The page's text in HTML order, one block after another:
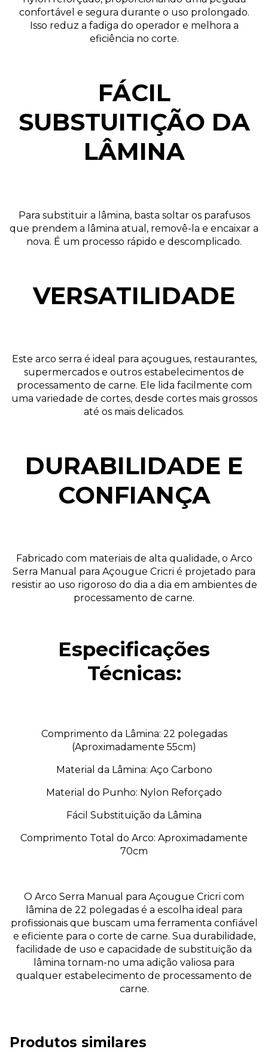
confortável e segura durante o uso prolongado.
Isso reduz a fadiga do operador e melhora a
eficiência no corte.
FÁCIL
SUBSTUITIÇÃO DA
LÂMINA
Para substituir a lâmina, basta soltar os parafusos
que prendem a lâmina atual, removê-la e encaixar a
nova. É um processo rápido e descomplicado.
VERSATILIDADE
Este arco serra é ideal para açougues, restaurantes,
supermercados e outros estabelecimentos de
processamento de carne. Ele lida facilmente com
uma variedade de cortes, desde cortes mais grossos
até os mais delicados.
DURABILIDADE E
CONFIANÇA
Fabricado com materiais de alta qualidade, o Arco
Serra Manual para Açougue Cricri é projetado para
resistir ao uso rigoroso do dia a dia em ambientes de
processamento de carne.
Especificações
Técnicas:
Comprimento da Lâmina: 22 polegadas
(Aproximadamente 55cm)
Material da Lâmina: Aço Carbono
Material do Punho: Nylon Reforçado
Fácil Substituição da Lâmina
Comprimento Total do Arco: Aproximadamente
70cm
O Arco Serra Manual para Açougue Cricri com
lâmina de 22 polegadas é a escolha ideal para
profissionais que buscam uma ferramenta confiável
e eficiente para o corte de carne. Sua durabilidade,
facilidade de uso e capacidade de substituição da
lâmina tornam-no uma adição valiosa para
qualquer estabelecimento de processamento de
carne.
Produtos similares